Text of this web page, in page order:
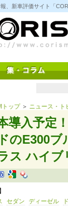
、新車評価サイト「
トップ＞ ニュース・ト
導入予定
のE300
ス ハイブ
セダン ディーゼル